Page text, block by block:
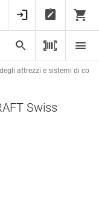
attrezzi e sistemi di
Swiss